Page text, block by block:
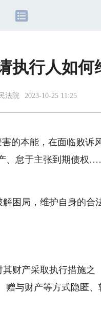
执行人如何
法院 2023-10-25 11:25
的本能，在面临败诉
、怠于主张到期债权
困局，维护自身的合
财产采取执行措施之
赠与财产等方式隐匿、